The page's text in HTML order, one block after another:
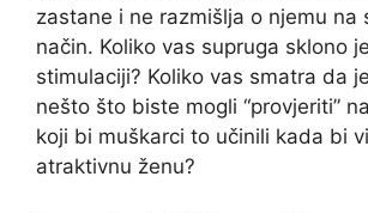
zastane i ne razmišlja o njemu na
način. Koliko vas supruga sklono
stimulaciji? Koliko vas smatra da
nešto što biste mogli “provjeriti”
koji bi muškarci to učinili kada bi
atraktivnu ženu?